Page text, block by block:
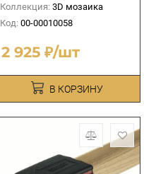
Коллекция: 3D мозаика
Код: 00-00010058
2 925 ₽/шт
В КОРЗИНУ